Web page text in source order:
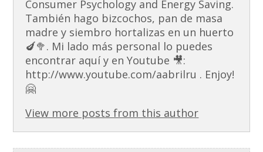
Consumer Psychology and Energy Saving.
También hago bizcochos, pan de masa
madre y siembro hortalizas en un huerto
🍆🥦. Mi lado más personal lo puedes
encontrar aquí y en Youtube 🎥:
http://www.youtube.com/aabrilru . Enjoy!
🤗
View more posts from this author